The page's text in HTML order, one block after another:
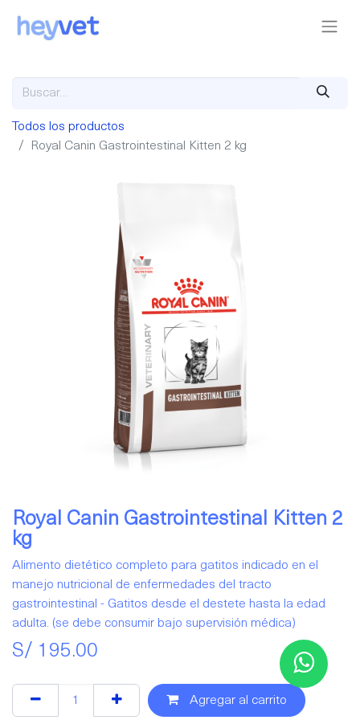
Todos los productos
Royal Canin Gastrointestinal Kitten 2 kg
Royal Canin Gastrointestinal Kitten 2
kg
Alimento dietético completo para gatitos indicado en el
manejo nutricional de enfermedades del tracto
gastrointestinal - Gatitos desde el destete hasta la edad
adulta. (se debe consumir bajo supervisión médica)
S/ 195.00
Agregar al carrito